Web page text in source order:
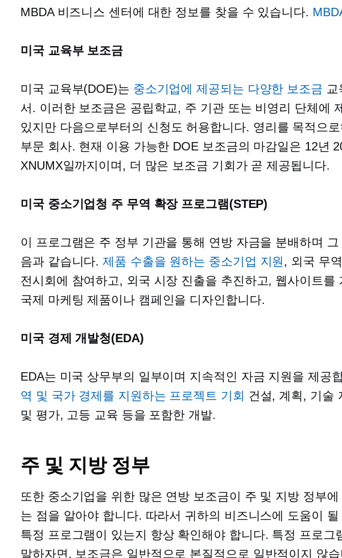
MBDA 비즈니스 센터에 대한 정보를 찾을 수 있습니다.
미국 교육부 보조금
미국 교육부(DOE)는 중소기업에 제공되는 다양한 보조금 교
서. 이러한 보조금은 공립학교, 주 기관 또는 비영리 단체에
있지만 다음으로부터의 신청도 허용합니다. 영리를 목적으
부문 회사. 현재 이용 가능한 DOE 보조금의 마감일은 12년
XNUMX일까지이며, 더 많은 보조금 기회가 곧 제공됩니다.
미국 중소기업청 주 무역 확장 프로그램(STEP)
이 프로그램은 주 정부 기관을 통해 연방 자금을 분배하며
음과 같습니다.제품 수출을 원하는 중소기업 지원 , 외국 무
전시회에 참여하고, 외국 시장 진출을 추진하고, 웹사이트를
국제 마케팅 제품이나 캠페인을 디자인합니다.
미국 경제 개발청(EDA)
EDA는 미국 상무부의 일부이며 지속적인 자금 지원을 제공
역 및 국가 경제를 지원하는 프로젝트 기회 건설, 계획, 기술
및 평가, 고등 교육 등을 포함한 개발.
주 및 지방 정부
또한 중소기업을 위한 많은 연방 보조금이 주 및 지방 정부
는 점을 알아야 합니다. 따라서 귀하의 비즈니스에 도움이 될
특정 프로그램이 있는지 항상 확인해야 합니다. 특정 프로그
말하자면, 보조금은 일반적으로 본질적으로 일반적이지 않